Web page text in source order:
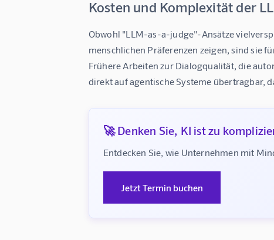
Kosten und Komplexität der
Obwohl "LLM-as-a-judge"-Ansätze
menschlichen Präferenzen zeigen, sind sie
Frühere Arbeiten zur Dialogqualität, die
direkt auf agentische Systeme übertragbar,
🚀 Denken Sie, KI ist zu
Entdecken Sie, wie Unternehmen mit
Jetzt Termin buchen